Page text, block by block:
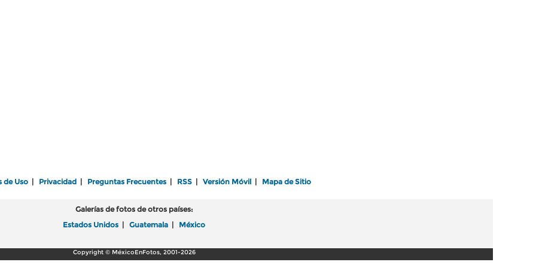
de Uso Privacidad Preguntas Frecuentes RSS Versión Móvil Mapa de Sitio
Galerías de fotos de otros países:
Estados Unidos
Guatemala México
Copyright © MéxicoEnFotos, 2001-2026